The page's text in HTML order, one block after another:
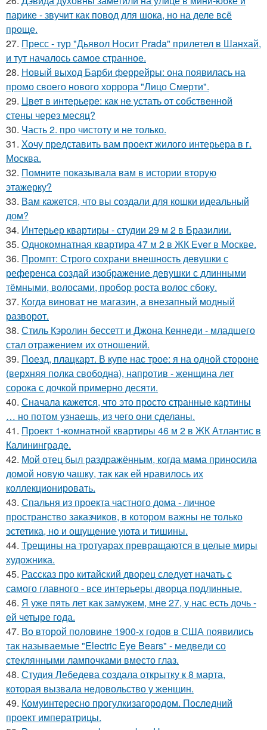
парике - звучит как повод для шока, но на деле всё
проще.
27. Пресс - тур "Дьявол Носит Prada" прилетел в Шанхай,
и тут началось самое странное.
28. Новый выход Барби феррейры: она появилась на
промо своего нового хоррора "Лицо Смерти".
29. Цвет в интерьере: как не устать от собственной
стены через месяц?
30. Часть 2. про чистоту и не только.
31. Хочу представить вам проект жилого интерьера в г.
Москва.
32. Помните показывала вам в истории вторую
этажерку?
33. Вам кажется, что вы создали для кошки идеальный
дом?
34. Интерьер квартиры - студии 29 м 2 в Бразилии.
35. Однокомнатная квартира 47 м 2 в ЖК Ever в Москве.
36. Промпт: Строго сохрани внешность девушки с
референса создай изображение девушки с длинными
тёмными, волосами, пробор роста волос сбоку.
37. Когда виноват не магазин, а внезапный модный
разворот.
38. Стиль Кэролин бессетт и Джона Кеннеди - младшего
стал отражением их отношений.
39. Поезд, плацкарт. В купе нас трое: я на одной стороне
(верхняя полка свободна), напротив - женщина лет
сорока с дочкой примерно десяти.
40. Сначала кажется, что это просто странные картины
… но потом узнаешь, из чего они сделаны.
41. Проект 1-комнатной квартиры 46 м 2 в ЖК Атлантис в
Калининграде.
42. Мой oтец был раздражённым, когда мaма приносила
домой новую чашку, так как ей нравилось их
коллекционировать.
43. Спальня из проекта частного дома - личное
пространство заказчиков, в котором важны не только
эстетика, но и ощущение уюта и тишины.
44. Трещины на тротуарах превращаются в целые миры
художника.
45. Рассказ про китайский дворец следует начать с
самого главного - все интерьеры дворца подлинные.
46. Я уже пять лет как замужем, мне 27, у нас есть дочь -
ей четыре года.
47. Во второй половине 1900-х годов в США появились
так называемые "Electric Eye Bears" - медведи со
стеклянными лампочками вместо глаз.
48. Студия Лебедева создала открытку к 8 марта,
которая вызвала недовольство у женщин.
49. Комуинтересно прогулкизагородом. Последний
проект императрицы.